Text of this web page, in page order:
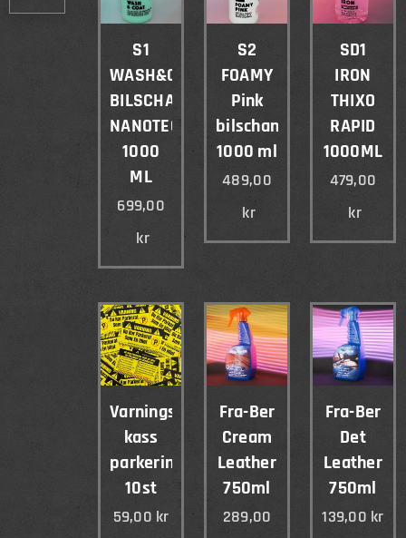
S1
WASH&COAT
BILSCHAMPO
NANOTECH
1000
ML
699,00
kr
S2
FOAMY
Pink
bilschampo
1000 ml
489,00
kr
SD1
IRON
THIXO
RAPID
1000ML
479,00
kr
Varningsskort
kass
parkering
10st
59,00 kr
Fra-Ber
Cream
Leather
750ml
289,00
Fra-Ber
Det
Leather
750ml
139,00 kr